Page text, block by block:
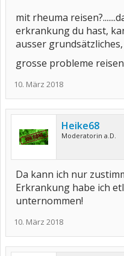
mit rheuma
erkrankung du hast,
ausser
grosse probleme
10. März 2018
Heike68
Moderatorin a.D.
Da kann ich nur
Erkrankung habe ich
unternommen!
10. März 2018